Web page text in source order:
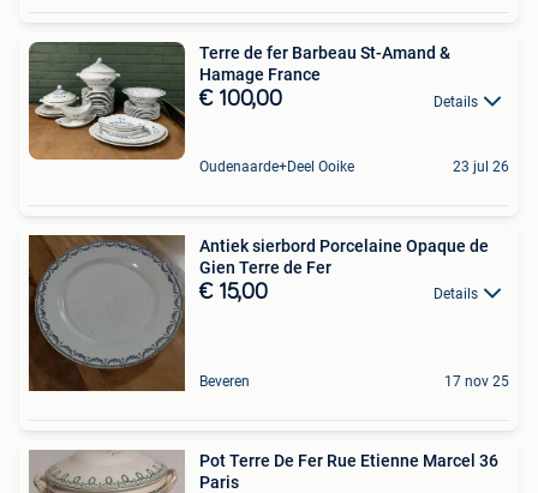
Terre de fer Barbeau St-Amand &
Hamage France
€ 100,00 Details
Oudenaarde+Deel Ooike 23 jul 26
Antiek sierbord Porcelaine Opaque de
Gien Terre de Fer
€ 15,00 Details
Beveren 17 nov 25
Pot Terre De Fer Rue Etienne Marcel 36
Paris